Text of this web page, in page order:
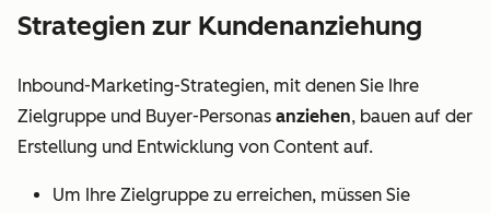
Strategien zur Kundenanziehung
Inbound-Marketing-Strategien, mit denen Sie Ihre
Zielgruppe und Buyer-Personas anziehen, bauen auf der
Erstellung und Entwicklung von Content auf.
Um Ihre Zielgruppe zu erreichen, müssen Sie